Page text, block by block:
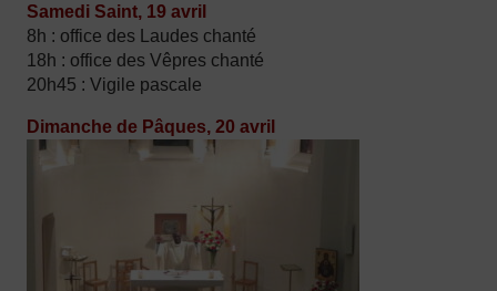
Samedi Saint, 19 avril
8h : office des Laudes chanté
18h : office des Vêpres chanté
20h45 : Vigile pascale
Dimanche de Pâques, 20 avril